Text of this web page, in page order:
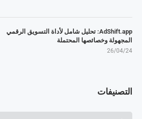
AdShift.app: تحليل شامل لأداة التسويق الرقمي
المجهولة وخصائصها المحتملة
26/04/24
التصنيفات